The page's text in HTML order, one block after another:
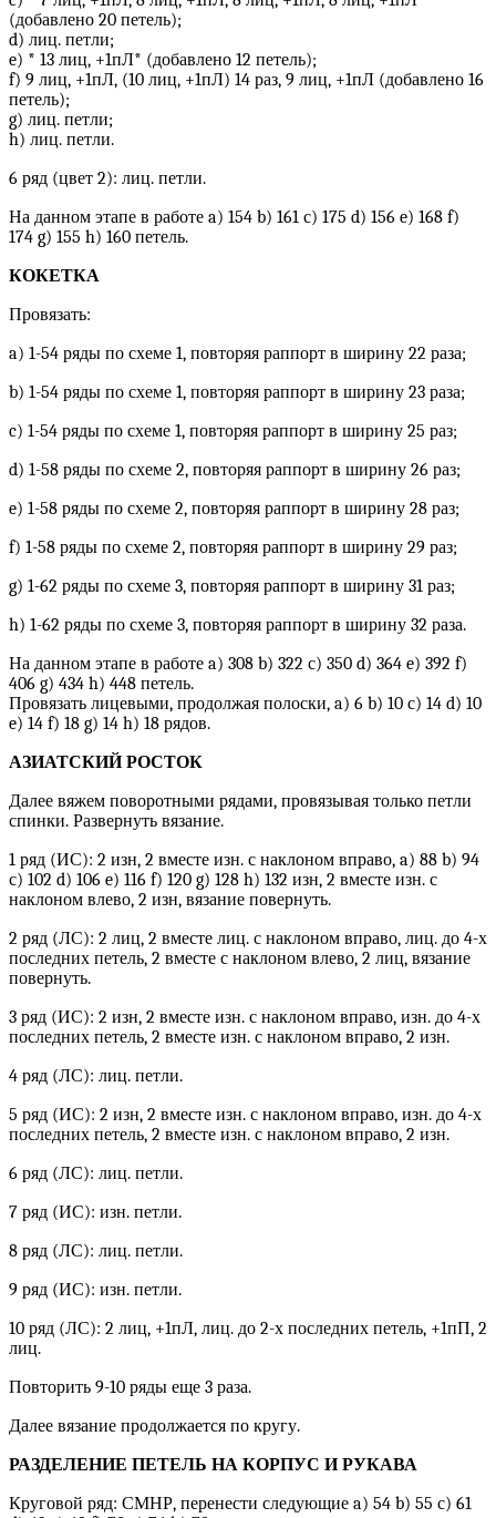
(добавлено 20 петель);
d) лиц. петли;
e) * 13 лиц, +1пЛ* (добавлено 12 петель);
f) 9 лиц, +1пЛ, (10 лиц, +1пЛ) 14 раз, 9 лиц, +1пЛ (добавлено 16
петель);
g) лиц. петли;
h) лиц. петли.
6 ряд (цвет 2): лиц. петли.
На данном этапе в работе a) 154 b) 161 с) 175 d) 156 e) 168 f)
174 g) 155 h) 160 петель.
КОКЕТКА
Провязать:
a) 1-54 ряды по схеме 1, повторяя раппорт в ширину 22 раза;
b) 1-54 ряды по схеме 1, повторяя раппорт в ширину 23 раза;
c) 1-54 ряды по схеме 1, повторяя раппорт в ширину 25 раз;
d) 1-58 ряды по схеме 2, повторяя раппорт в ширину 26 раз;
e) 1-58 ряды по схеме 2, повторяя раппорт в ширину 28 раз;
f) 1-58 ряды по схеме 2, повторяя раппорт в ширину 29 раз;
g) 1-62 ряды по схеме 3, повторяя раппорт в ширину 31 раз;
h) 1-62 ряды по схеме 3, повторяя раппорт в ширину 32 раза.
На данном этапе в работе a) 308 b) 322 с) 350 d) 364 e) 392 f)
406 g) 434 h) 448 петель.
Провязать лицевыми, продолжая полоски, a) 6 b) 10 с) 14 d) 10
e) 14 f) 18 g) 14 h) 18 рядов.
АЗИАТСКИЙ РОСТОК
Далее вяжем поворотными рядами, провязывая только петли
спинки. Развернуть вязание.
1 ряд (ИС): 2 изн, 2 вместе изн. с наклоном вправо, a) 88 b) 94
с) 102 d) 106 e) 116 f) 120 g) 128 h) 132 изн, 2 вместе изн. с
наклоном влево, 2 изн, вязание повернуть.
2 ряд (ЛС): 2 лиц, 2 вместе лиц. с наклоном вправо, лиц. до 4-х
последних петель, 2 вместе с наклоном влево, 2 лиц, вязание
повернуть.
3 ряд (ИС): 2 изн, 2 вместе изн. с наклоном вправо, изн. до 4-х
последних петель, 2 вместе изн. с наклоном вправо, 2 изн.
4 ряд (ЛС): лиц. петли.
5 ряд (ИС): 2 изн, 2 вместе изн. с наклоном вправо, изн. до 4-х
последних петель, 2 вместе изн. с наклоном вправо, 2 изн.
6 ряд (ЛС): лиц. петли.
7 ряд (ИС): изн. петли.
8 ряд (ЛС): лиц. петли.
9 ряд (ИС): изн. петли.
10 ряд (ЛС): 2 лиц, +1пЛ, лиц. до 2-х последних петель, +1пП, 2
лиц.
Повторить 9-10 ряды еще 3 раза.
Далее вязание продолжается по кругу.
РАЗДЕЛЕНИЕ ПЕТЕЛЬ НА КОРПУС И РУКАВА
Круговой ряд: СМНР, перенести следующие a) 54 b) 55 с) 61